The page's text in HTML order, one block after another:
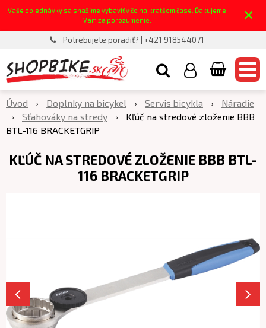
Vaše objednávky sa snažíme vybaviť v čo najkratšom čase. Ďakujeme
Vám za porozumenie.
×
Potrebujete poradiť? | +421 918544071
Úvod Doplnky na bicykel Servis bicykla
Náradie
Sťahováky na stredy
Kľúč na stredové zloženie BBB
BTL-116 BRACKETGRIP
KĽÚČ NA STREDOVÉ ZLOŽENIE BBB BTL-
116 BRACKETGRIP